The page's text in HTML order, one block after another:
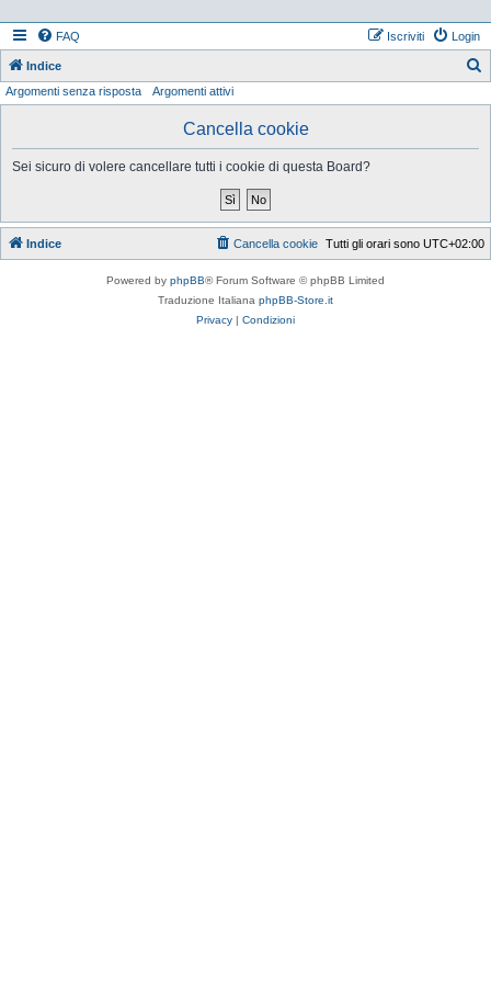
FAQ Login
Iscriviti
Indice
Argomenti senza risposta Argomenti attivi
Cancella cookie
Sei sicuro di volere cancellare tutti i cookie di questa Board?
Indice Tutti gli orari sono UTC+02:00
Cancella cookie
Powered by phpBB® Forum Software © phpBB Limited
Traduzione Italiana phpBB-Store.it
Privacy | Condizioni